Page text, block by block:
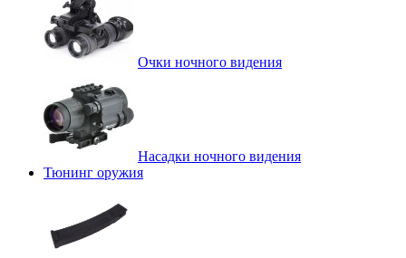
Очки ночного видения
Насадки ночного видения
Тюнинг оружия